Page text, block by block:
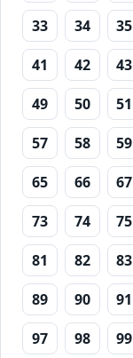
33
34 35
41
42 43
49
50 51
57
58 59
65
66 67
73
74 75
81
82 83
89
90 91
97
98 99